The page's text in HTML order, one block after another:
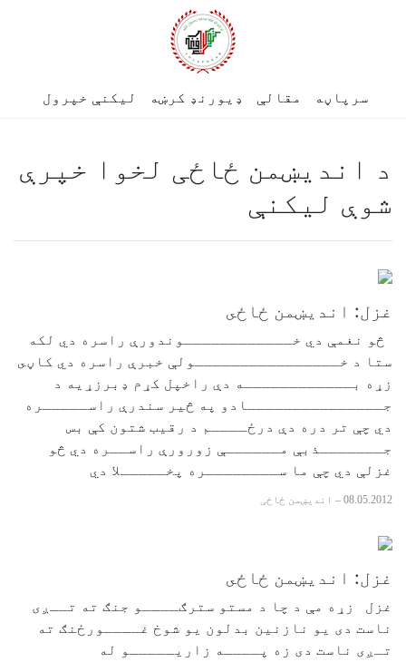
سرپاڼه مقالې ډیورنډ کرښه لیکنې خپرول
د اندیښمن ځاځی لخوا خپرې
شوې لیکنې
غزل: انديښمن ځاځى
څو نغمې دي خــــــــــــوندورې راسره دي لکه
ستا د خــــــــــــــــولې خبرې راسره دي کاڼى
زړه بــــــــــــه دې راخپل کړم ډبرزړيه د
جـــــــــــــــادو په څير سندرې راســـــره
دي چې تر دره دې درځــــم د رقيب شتون کې بس
جـــــــذبې مــــــې زورورې راســره دي څو
غزلې دي چې ما ســــــــره پخـــــلا دي
08.05.2012
– اندیښمن ځاځی
غزل: انديښمن ځاځى
غزل زړه مې د چا د مستو سترګــــو جنګ ته تــږى
ناست دى يو نازنين بدلون يو شوخ غــــورځنګ ته
تـږى ناست دى زه پــــه زاريـــــو له